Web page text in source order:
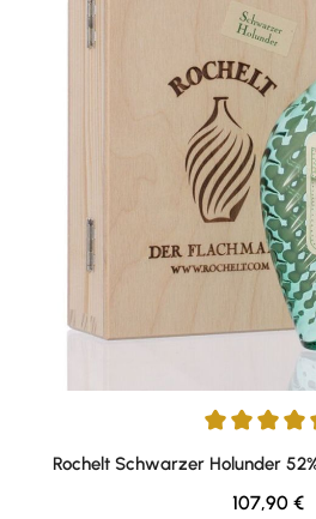
Durchschnittliche Bewertung von
Rochelt Schwarzer Holunder
Regulärer
107,90 €